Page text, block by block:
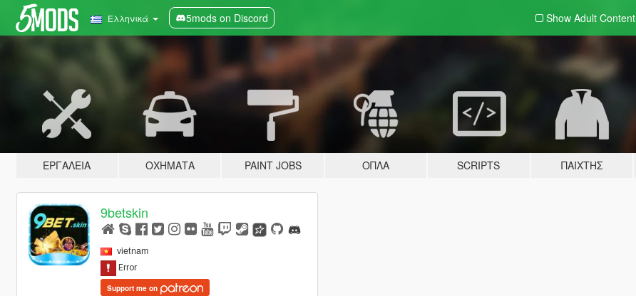
Ελληνικά 5mods on Discord Show Adult Content
ΕΡΓΑΛΕΊΑ ΟΧΉΜΑΤΑ PAINT JOBS ΌΠΛΑ SCRIPTS ΠΑΊΧΤΗΣ
9betskin
vietnam
Support me on